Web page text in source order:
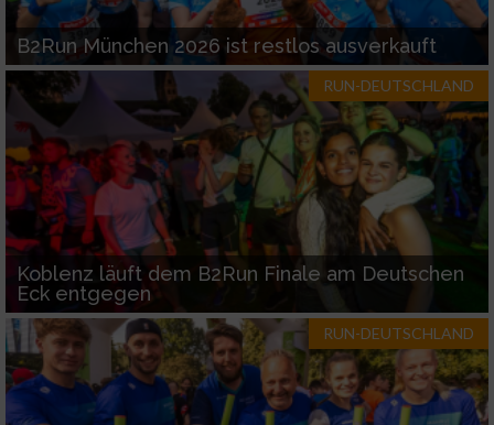
B2Run München 2026 ist restlos ausverkauft
RUN-DEUTSCHLAND
Koblenz läuft dem B2Run Finale am Deutschen
Eck entgegen
RUN-DEUTSCHLAND